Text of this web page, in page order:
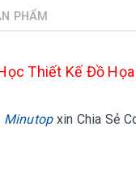
PHẨM
Thiết Kế Đồ
Minutop xin Chia Sẻ